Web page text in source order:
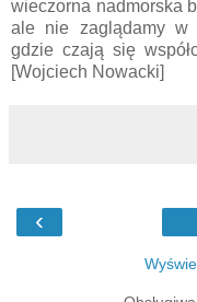
wieczorna nadmorska
ale nie zaglądamy w
gdzie czają się
[Wojciech Nowacki]
‹